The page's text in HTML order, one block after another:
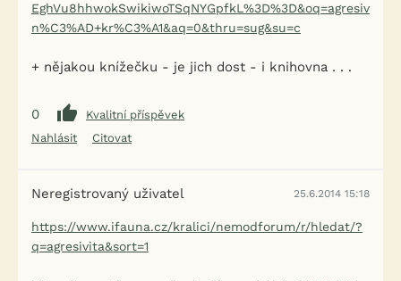
EghVu8hhwokSwikiwoTSqNYGpfkL%3D%3D&oq=agresiv
n%C3%AD+kr%C3%A1&aq=0&thru=sug&su=c
+ nějakou knížečku - je jich dost - i knihovna . . .
0
Kvalitní příspěvek
Nahlásit
Citovat
Neregistrovaný uživatel 25.6.2014 15:18
https://www.ifauna.cz/kralici/nemodforum/r/hledat/?
q=agresivita&sort=1